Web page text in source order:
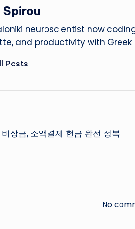
Spirou
neuroscientist now
and productivity with Greek
Posts
상금, 소액결제 현금 완전 정복
No